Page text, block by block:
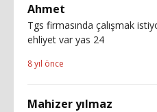
Ahmet
Tgs firmasında çalışmak
ehliyet var yas 24
8 yıl önce
Mahizer yılmaz